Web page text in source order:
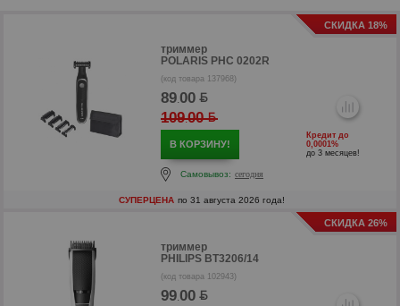
СКИДКА 18%
триммер
POLARIS PHC 0202R
(код товара 137968)
89.00
109.00
В КОРЗИНУ!
Кредит до
0,0001%
до 3 месяцев!
Самовывоз: сегодня
СУПЕРЦЕНА по 31 августа 2026 года!
СКИДКА 26%
триммер
PHILIPS BT3206/14
(код товара 102943)
99.00